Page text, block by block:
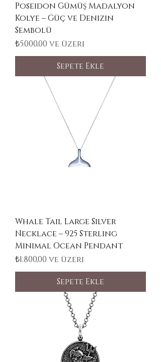
Poseidon Gümüş Madalyon
Kolye – Güç ve Denizin
Sembolü
₺5.000,00 ve üzeri
İndirimli Fiyat
Sepete Ekle
Whale Tail Large Silver
Necklace – 925 Sterling
Minimal Ocean Pendant
₺1.800,00 ve üzeri
İndirimli Fiyat
Sepete Ekle